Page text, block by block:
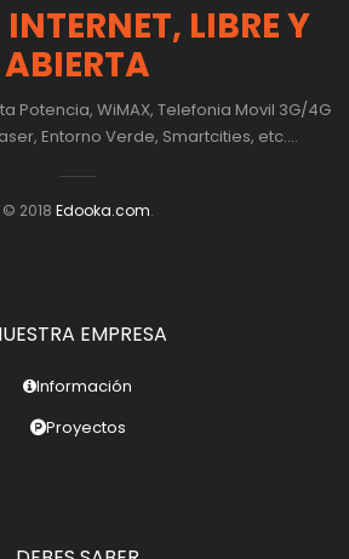
LIBRE Y
ABIERTA
Potencia, WiMAX, Telefonia Movil 3G/4G
Entorno Verde, Smartcities, etc....
© 2018 Edooka.com.
EMPRESA
Información
Proyectos